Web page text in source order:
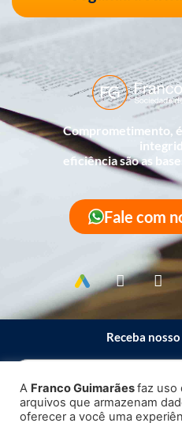
Comprometimento,
eficiência são as
Fale com
Receba
A Franco Guimarãesfaz uso
arquivos que armazenam
oferecer a você uma